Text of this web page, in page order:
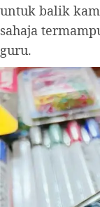
untuk balik
sahaja
guru.